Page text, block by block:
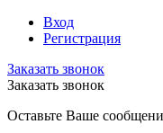
Вход
Регистрация
Заказать звонок
Заказать звонок
Оставьте Ваше